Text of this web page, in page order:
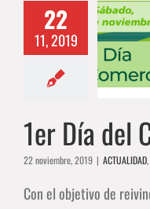
22
11, 2019
Comercio
Navidad
1er Día del
22 noviembre, 2019 | ACTUALIDAD,
Con el objetivo de